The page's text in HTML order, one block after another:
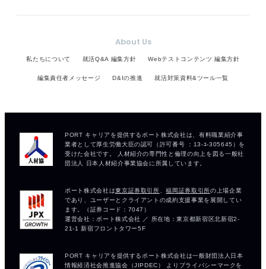
About Us
私たちについて 就活Q&A 編集方針 Webテストコンテンツ 編集方針
編集責任者メッセージ D&Iの推進 就活対策資料&ツール一覧